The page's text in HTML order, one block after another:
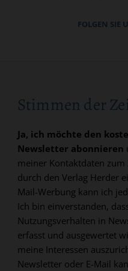
FOLGEN SIE
Stimmen der
Ja, ich möchte den
Newsletter abonnieren
meiner Kontaktdaten zum
durch den Verlag Herder
Mail-Werbung kann ich
Ich bin einverstanden,
Nutzungsverhalten in
erfasst und ausgewertet
meine Interessen
Newsletter oder E-Mail